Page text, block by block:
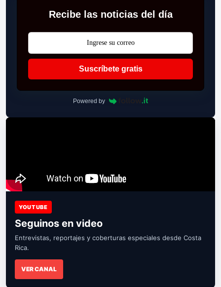
Recibe las noticias del día
Suscríbete gratis
Powered by
YOUTUBE
Seguinos en video
Entrevistas, reportajes y coberturas especiales desde Costa
Rica.
VER CANAL